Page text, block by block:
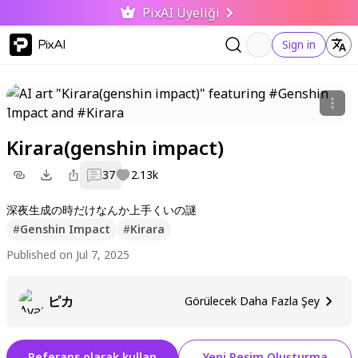
PixAI Üyeliği
PixAI Sign in
Kirara(genshin impact)
37 2.13k
深夜生成の時だけなんか上手くいの謎
#Genshin Impact #Kirara
Published on Jul 7, 2025
ピカ Görülecek Daha Fazla Şey